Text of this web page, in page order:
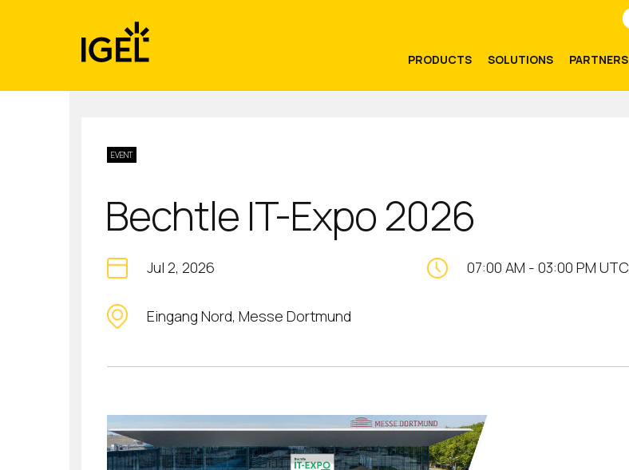
PRODUCTS SOLUTIONS PARTNERS
EVENT
Bechtle IT-Expo 2026
Jul 2, 2026 07:00 AM - 03:00 PM UTC
Eingang Nord, Messe Dortmund